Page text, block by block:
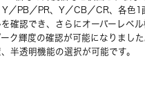
／PB／PR、Y／CB／CR、各色1
確認でき、さらにオーバーレベル
ク輝度の確認が可能になりました
半透明機能の選択が可能です。